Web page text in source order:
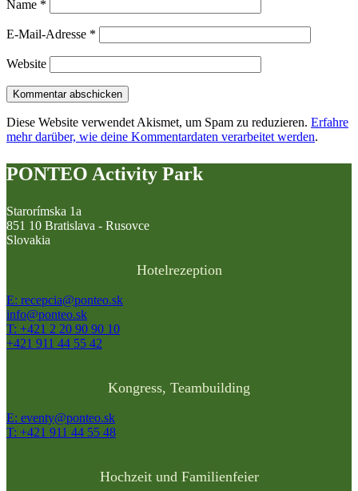
Name *
E-Mail-Adresse *
Website
Diese Website verwendet Akismet, um Spam zu reduzieren. Erfahre
mehr darüber, wie deine Kommentardaten verarbeitet werden.
PONTEO Activity Park
Starorímska 1a
851 10 Bratislava - Rusovce
Slovakia
Hotelrezeption
E: recepcia@ponteo.sk
info@ponteo.sk
T: +421 2 20 90 90 10
+421 911 44 55 42
Kongress, Teambuilding
E: eventy@ponteo.sk
T: +421 911 44 55 48
Hochzeit und Familienfeier